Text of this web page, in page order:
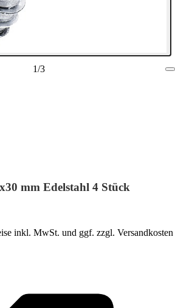
1/3
mm Edelstahl 4 Stück
inkl. MwSt. und ggf. zzgl. Versandkosten